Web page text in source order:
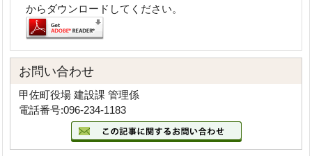
からダウンロードしてください。
お問い合わせ
甲佐町役場 建設課 管理係
電話番号:096-234-1183